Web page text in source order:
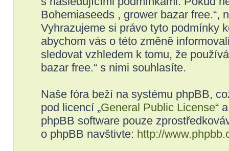
Bohemiaseeds , grower bazar free.“,
Vyhrazujeme si právo tyto podmínky
abychom vás o této změně
sledovat vzhledem k tomu, že
bazar free.“ s nimi souhlasíte.
Naše fóra beží na systému phpBB,
pod licencí „General Public License“
phpBB software pouze
o phpBB navštivte: http://